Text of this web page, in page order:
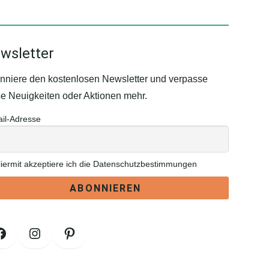
den kostenlosen Newsletter und verpasse
Neuigkeiten oder Aktionen mehr.
Adresse
akzeptiere ich die Datenschutzbestimmungen
Facebook Instagram Pinterest